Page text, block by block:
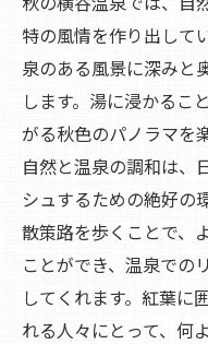
特の風情を作り出して
泉のある風景に深みと
します。湯に浸かるこ
がる秋色のパノラマを
自然と温泉の調和は、
シュするための絶好の
散策路を歩くことで、
ことができ、温泉での
してくれます。紅葉に
れる人々にとって、何